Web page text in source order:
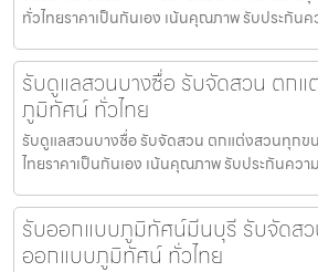
ทั่วไทยราคาเป็นกันเอง เน้นคุณภาพ รับประกัน
รับดูแลสวนบางซื่อ รับจัดสวน ตก
ภูมิทัศน์ ทั่วไทย
รับดูแลสวนบางซื่อ รับจัดสวน ตกแต่งสวนทุก
ไทยราคาเป็นกันเอง เน้นคุณภาพ รับประกันควา
รับออกแบบภูมิทัศน์มีนบุรี รับจัดส
ออกแบบภูมิทัศน์ ทั่วไทย